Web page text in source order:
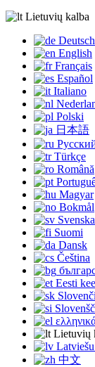
Lietuvių kalba
Deutsch
English
Français
Español
Italiano
Polski
日本語
Türkçe
Română
Magyar
Bokmål
Svenska
Suomi
Dansk
Čeština
Eesti
Lietuvių
中文